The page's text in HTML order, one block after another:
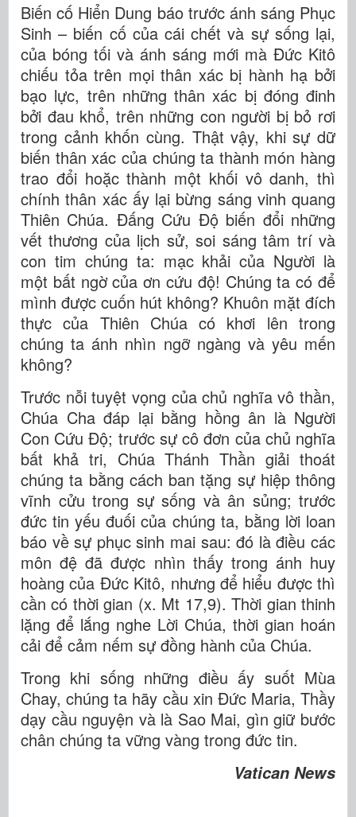
Biến cố Hiển Dung báo trước ánh sáng Phục
Sinh – biến cố của cái chết và sự sống lại,
của bóng tối và ánh sáng mới mà Đức Kitô
chiếu tỏa trên mọi thân xác bị hành hạ bởi
bạo lực, trên những thân xác bị đóng đinh
bởi đau khổ, trên những con người bị bỏ rơi
trong cảnh khốn cùng. Thật vậy, khi sự dữ
biến thân xác của chúng ta thành món hàng
trao đổi hoặc thành một khối vô danh, thì
chính thân xác ấy lại bừng sáng vinh quang
Thiên Chúa. Đấng Cứu Độ biến đổi những
vết thương của lịch sử, soi sáng tâm trí và
con tim chúng ta: mạc khải của Người là
một bất ngờ của ơn cứu độ! Chúng ta có để
mình được cuốn hút không? Khuôn mặt đích
thực của Thiên Chúa có khơi lên trong
chúng ta ánh nhìn ngỡ ngàng và yêu mến
không?
Trước nỗi tuyệt vọng của chủ nghĩa vô thần,
Chúa Cha đáp lại bằng hồng ân là Người
Con Cứu Độ; trước sự cô đơn của chủ nghĩa
bất khả tri, Chúa Thánh Thần giải thoát
chúng ta bằng cách ban tặng sự hiệp thông
vĩnh cửu trong sự sống và ân sủng; trước
đức tin yếu đuối của chúng ta, bằng lời loan
báo về sự phục sinh mai sau: đó là điều các
môn đệ đã được nhìn thấy trong ánh huy
hoàng của Đức Kitô, nhưng để hiểu được thì
cần có thời gian (x. Mt 17,9). Thời gian thinh
lặng để lắng nghe Lời Chúa, thời gian hoán
cải để cảm nếm sự đồng hành của Chúa.
Trong khi sống những điều ấy suốt Mùa
Chay, chúng ta hãy cầu xin Đức Maria, Thầy
dạy cầu nguyện và là Sao Mai, gìn giữ bước
chân chúng ta vững vàng trong đức tin.
Vatican News